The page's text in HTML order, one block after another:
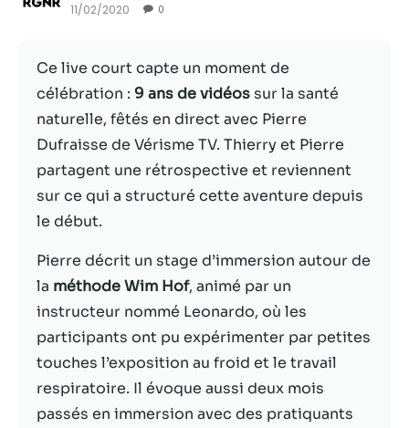
11/02/2020
0
Ce live court capte un moment de
célébration : 9 ans de vidéos sur la santé
naturelle, fêtés en direct avec Pierre
Dufraisse de Vérisme TV. Thierry et Pierre
partagent une rétrospective et reviennent
sur ce qui a structuré cette aventure depuis
le début.
Pierre décrit un stage d’immersion autour de
la méthode Wim Hof, animé par un
instructeur nommé Leonardo, où les
participants ont pu expérimenter par petites
touches l’exposition au froid et le travail
respiratoire. Il évoque aussi deux mois
passés en immersion avec des pratiquants
Nécessaire
Ces cookies ne
sont pas
facultatifs. Ils
nécessaires au
Statistiques
Afin que nous
puissions
améliorer la
fonctionnalité
et la structure
du site Web,